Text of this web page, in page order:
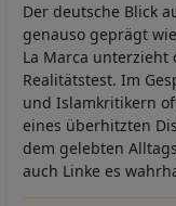
Der deutsche Blick
genauso geprägt
La Marca
Realitätstest. Im
und Islamkritikern
eines überhitzten
dem gelebten
auch Linke es